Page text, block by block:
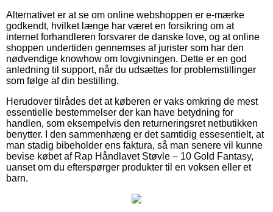
Alternativet er at se om online webshoppen er e-mærke
godkendt, hvilket længe har været en forsikring om at
internet forhandleren forsvarer de danske love, og at online
shoppen undertiden gennemses af jurister som har den
nødvendige knowhow om lovgivningen. Dette er en god
anledning til support, når du udsættes for problemstillinger
som følge af din bestilling.
Herudover tilrådes det at køberen er vaks omkring de mest
essentielle bestemmelser der kan have betydning for
handlen, som eksempelvis den returneringsret netbutikken
benytter. I den sammenhæng er det samtidig essesentielt, at
man stadig bibeholder ens faktura, så man senere vil kunne
bevise købet af Rap Håndlavet Støvle – 10 Gold Fantasy,
uanset om du efterspørger produkter til en voksen eller et
barn.